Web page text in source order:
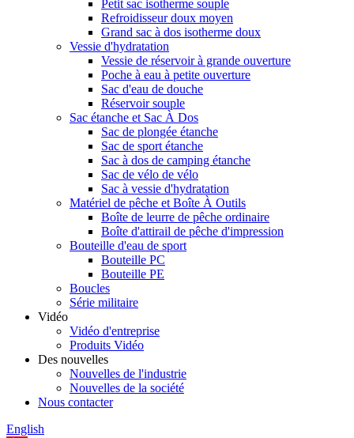
Petit sac isotherme souple
Refroidisseur doux moyen
Grand sac à dos isotherme doux
Vessie d'hydratation
Vessie de réservoir à grande ouverture
Poche à eau à petite ouverture
Sac d'eau de douche
Réservoir souple
Sac étanche et Sac À Dos
Sac de plongée étanche
Sac de sport étanche
Sac à dos de camping étanche
Sac de vélo de vélo
Sac à vessie d'hydratation
Matériel de pêche et Boîte À Outils
Boîte de leurre de pêche ordinaire
Boîte d'attirail de pêche d'impression
Bouteille d'eau de sport
Bouteille PC
Bouteille PE
Boucles
Série militaire
Vidéo
Vidéo d'entreprise
Produits Vidéo
Des nouvelles
Nouvelles de l'industrie
Nouvelles de la société
Nous contacter
English